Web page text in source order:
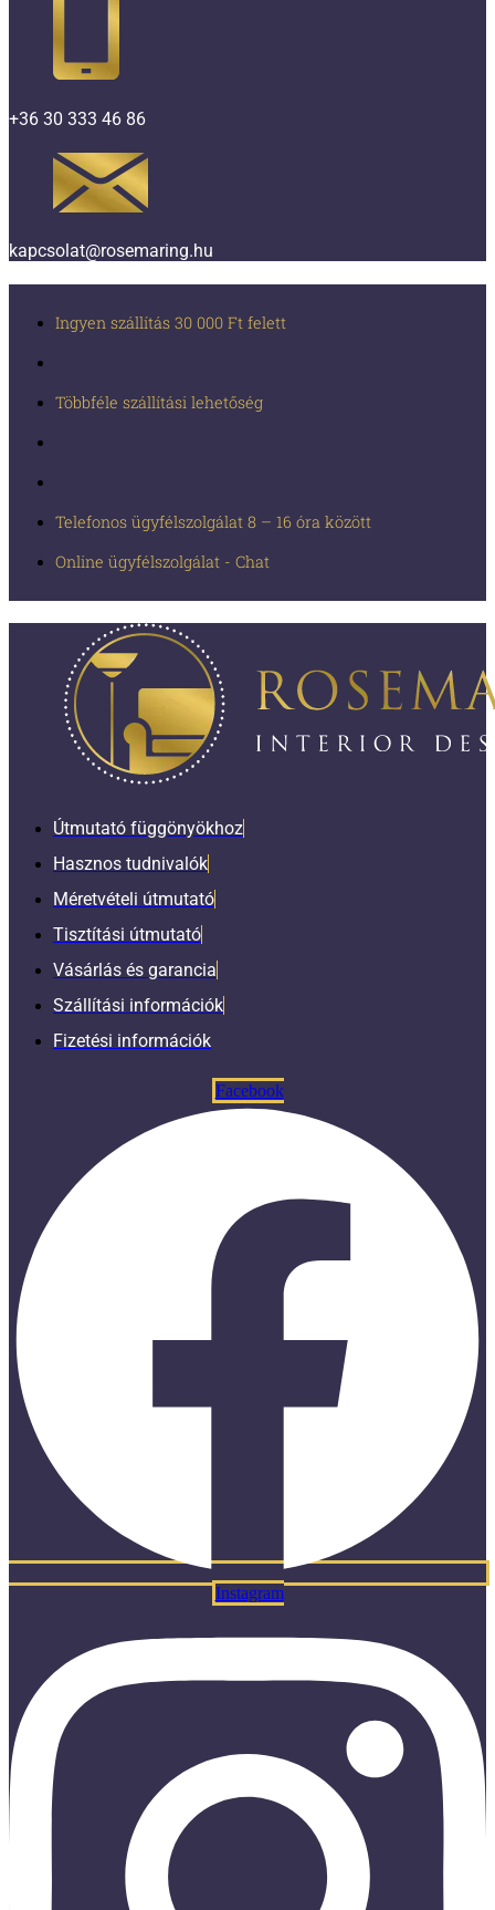
+36 30 333 46 86
kapcsolat@rosemaring.hu
Ingyen szállítás 30 000 Ft felett
Többféle szállítási lehetőség
Telefonos ügyfélszolgálat 8 – 16 óra között
Online ügyfélszolgálat - Chat
Útmutató függönyökhoz
Hasznos tudnivalók
Méretvételi útmutató
Tisztítási útmutató
Vásárlás és garancia
Szállítási információk
Fizetési információk
Facebook
Instagram